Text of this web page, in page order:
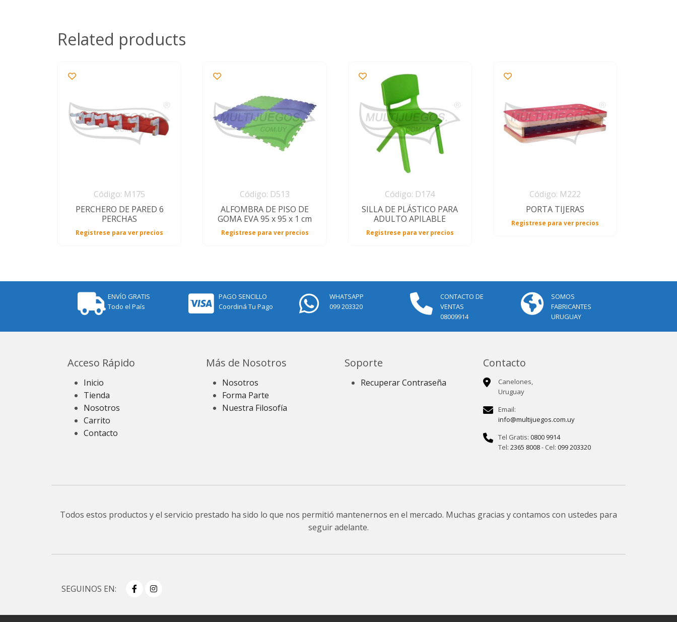
Related products
Código: M175
PERCHERO DE PARED 6
PERCHAS
Registrese para ver precios
Código: D513
ALFOMBRA DE PISO DE
GOMA EVA 95 x 95 x 1 cm
Registrese para ver precios
Código: D174
SILLA DE PLÁSTICO PARA
ADULTO APILABLE
Registrese para ver precios
Código: M222
PORTA TIJERAS
Registrese para ver precios
ENVÍO GRATIS
Todo el País
PAGO SENCILLO
Coordiná Tu Pago
WHATSAPP
099 203320
CONTACTO DE
VENTAS
08009914
SOMOS
FABRICANTES
URUGUAY
Acceso Rápido
Inicio
Tienda
Nosotros
Carrito
Contacto
Más de Nosotros
Nosotros
Forma Parte
Nuestra Filosofía
Soporte
Recuperar Contraseña
Contacto
Canelones,
Uruguay
Email:
info@multijuegos.com.uy
Tel Gratis: 0800 9914
Tel: 2365 8008- Cel: 099 203320
Todos estos productos y el servicio prestado ha sido lo que nos permitió mantenernos en el mercado. Muchas gracias y contamos con ustedes para
seguir adelante.
SEGUINOS EN: